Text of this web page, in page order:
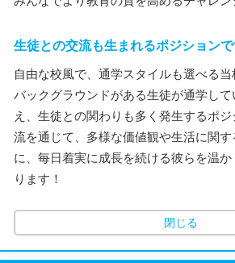
生徒との交流も生まれるポジションで
自由な校風で、通学スタイルも選べる
バックグラウンドがある生徒が通学し
え、生徒との関わりも多く発生するポ
流を通じて、多様な価値観や生活に関
に、毎日着実に成長を続ける彼らを温
ります！
閉じる